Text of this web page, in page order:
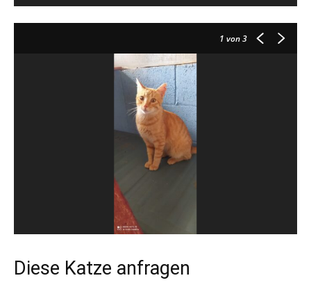
1 von 3
Diese Katze anfragen